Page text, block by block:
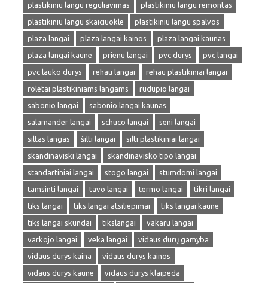
plastikiniu langu reguliavimas
plastikiniu langu remontas
plastikiniu langu skaiciuokle
plastikiniu langu spalvos
plaza langai
plaza langai kainos
plaza langai kaunas
plaza langai kaune
prienu langai pvc durys
pvc langai
pvc lauko durys
rehau langai
rehau plastikiniai langai
roletai plastikiniams langams
rudupio langai
sabonio langai
sabonio langai kaunas
salamander langai
schuco langai
seni langai
siltas langas
šilti langai
silti plastikiniai langai
skandinaviski langai
skandinavisko tipo langai
standartiniai langai
stogo langai
stumdomi langai
tamsinti langai
tavo langai termo langai
tikri langai
tiks langai
tiks langai atsiliepimai
tiks langai kaune
tiks langai skundai
tikslangai
vakaru langai
varkojo langai
veka langai
vidaus durų gamyba
vidaus durys kaina
vidaus durys kainos
vidaus durys kaune
vidaus durys klaipeda